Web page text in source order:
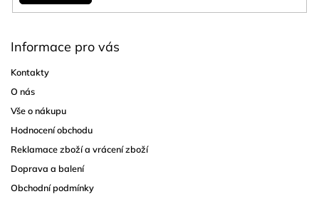
Informace pro vás
Kontakty
O nás
Vše o nákupu
Hodnocení obchodu
Reklamace zboží a vrácení zboží
Doprava a balení
Obchodní podmínky